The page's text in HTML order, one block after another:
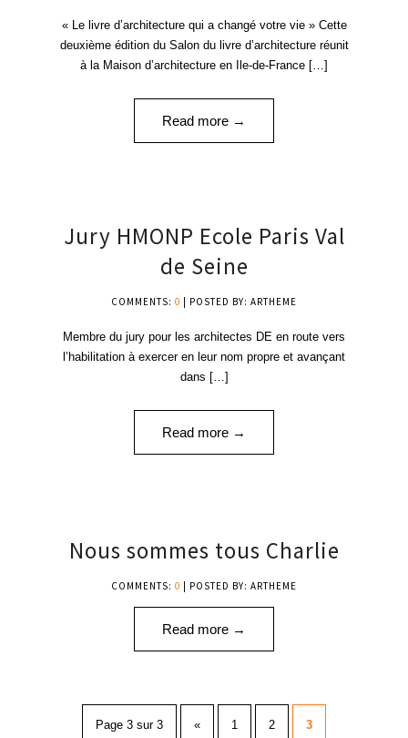
« Le livre d’architecture qui a changé votre vie » Cette
deuxième édition du Salon du livre d’architecture réunit
à la Maison d’architecture en Ile-de-France […]
Read more →
09
Jury HMONP Ecole Paris Val
de Seine
COMMENTS: 0 | POSTED BY: ARTHEME
Membre du jury pour les architectes DE en route vers
l’habilitation à exercer en leur nom propre et avançant
dans […]
Read more →
07
JAN '15
Nous sommes tous Charlie
COMMENTS: 0 | POSTED BY: ARTHEME
Read more →
Page 3 sur 3 « 1 2 3